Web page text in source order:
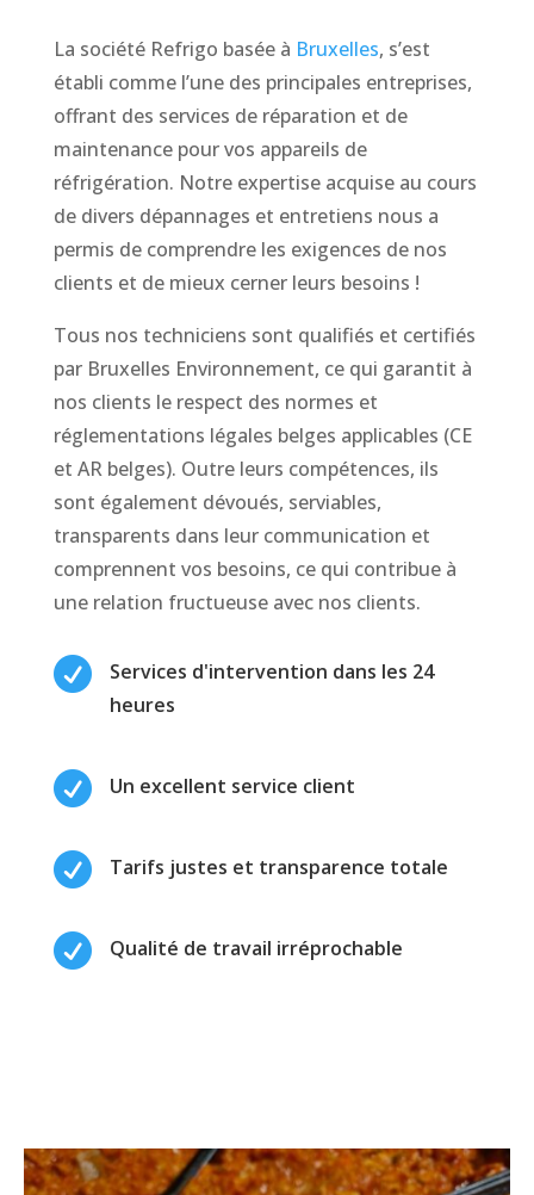
La société Refrigo basée à Bruxelles, s’est
établi comme l’une des principales entreprises,
offrant des services de réparation et de
maintenance pour vos appareils de
réfrigération. Notre expertise acquise au cours
de divers dépannages et entretiens nous a
permis de comprendre les exigences de nos
clients et de mieux cerner leurs besoins !
Tous nos techniciens sont qualifiés et certifiés
par Bruxelles Environnement, ce qui garantit à
nos clients le respect des normes et
réglementations légales belges applicables (CE
et AR belges). Outre leurs compétences, ils
sont également dévoués, serviables,
transparents dans leur communication et
comprennent vos besoins, ce qui contribue à
une relation fructueuse avec nos clients.

Services d'intervention dans les 24
heures
 Un excellent service client
 Tarifs justes et transparence totale
 Qualité de travail irréprochable